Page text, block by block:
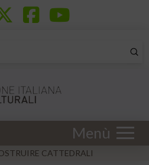
Menù
CATTEDRALI